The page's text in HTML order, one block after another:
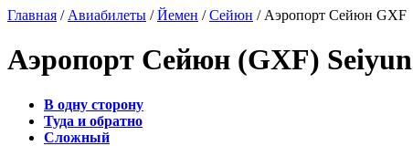
Главная / Авиабилеты /Йемен /Сейюн / Аэропорт Сейюн GXF
Аэропорт Сейюн (GXF) Seiyun
В одну сторону
Туда и обратно
Сложный